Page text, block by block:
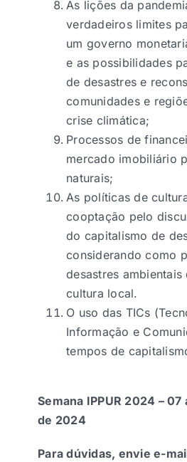
As lições da
verdadeiros limites
um governo
e as possibilidades
de desastres e
comunidades e
crise climática;
Processos de
mercado imobiliário
naturais;
As políticas de
cooptação pelo
do capitalismo de
considerando como
desastres ambientais
cultura local.
O uso das TICs
Informação e
tempos de
Semana IPPUR 2024 – 07
de 2024
Para dúvidas, envie e-